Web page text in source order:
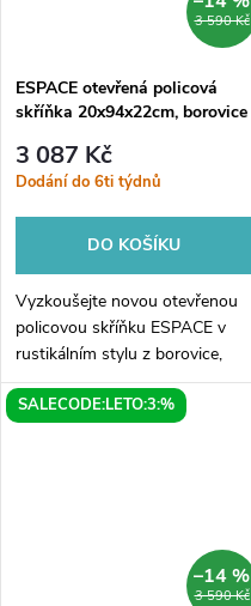
3 590 Kč
ESPACE otevřená policová
skříňka 20x94x22cm, borovice
3 087 Kč
Dodání do 6ti týdnů
DO KOŠÍKU
Vyzkoušejte novou otevřenou
policovou skříňku ESPACE v
rustikálním stylu z borovice,
která perfektně doplní vaše
interiér! Skříňka má rozměry
SALECODE:LETO:3:%
3 590 Kč
–14 %